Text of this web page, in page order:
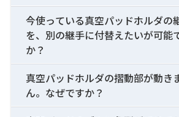
今使っている真空パッドホルダの
を、別の継手に付替えたいが可能
か？
真空パッドホルダの摺動部が動き
ん。なぜですか？